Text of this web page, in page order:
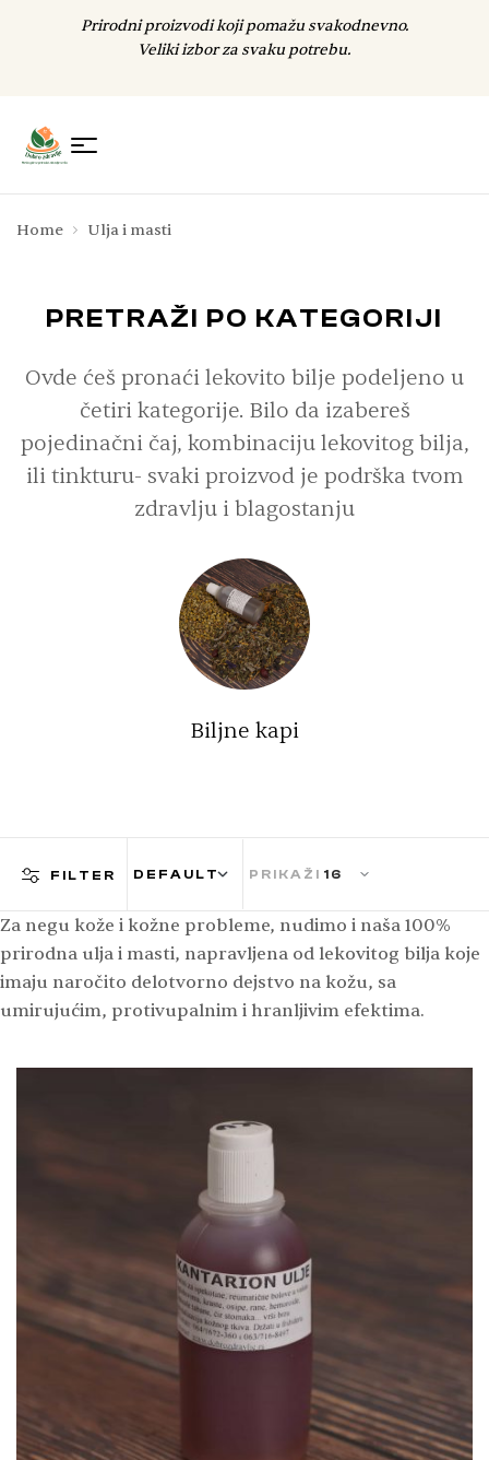
Prirodni proizvodi koji pomažu svakodnevno.
Veliki izbor za svaku potrebu.
Home Ulja i masti
PRETRAŽI PO KATEGORIJI
Ovde ćeš pronaći lekovito bilje podeljeno u
četiri kategorije. Bilo da izabereš
pojedinačni čaj, kombinaciju lekovitog bilja,
ili tinkturu- svaki proizvod je podrška tvom
zdravlju i blagostanju
Biljne kapi
FILTER PRIKAŽI
Za negu kože i kožne probleme, nudimo i naša 100%
prirodna ulja i masti, napravljena od lekovitog bilja koje
imaju naročito delotvorno dejstvo na kožu, sa
umirujućim, protivupalnim i hranljivim efektima.